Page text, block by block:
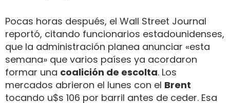
Pocas horas después, el Wall Street Journal
reportó, citando funcionarios estadounidenses,
que la administración planea anunciar «esta
semana» que varios países ya acordaron
formar una coalición de escolta. Los
mercados abrieron el lunes con el Brent
tocando u$s 106 por barril antes de ceder. Esa